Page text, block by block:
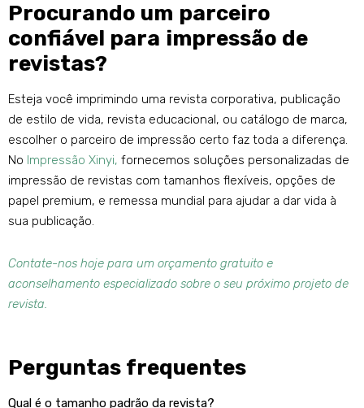
Procurando um parceiro
confiável para impressão de
revistas?
Esteja você imprimindo uma revista corporativa, publicação
de estilo de vida, revista educacional, ou catálogo de marca,
escolher o parceiro de impressão certo faz toda a diferença.
No Impressão Xinyi, fornecemos soluções personalizadas de
impressão de revistas com tamanhos flexíveis, opções de
papel premium, e remessa mundial para ajudar a dar vida à
sua publicação.
Contate-nos hoje para um orçamento gratuito e
aconselhamento especializado sobre o seu próximo projeto de
revista.
Perguntas frequentes
Qual é o tamanho padrão da revista?